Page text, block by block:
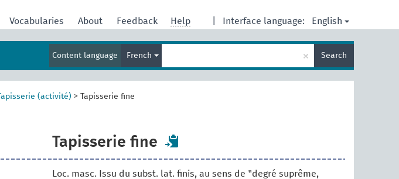
Interface language: English
Vocabularies About Feedback Help
Content language French
term
× Search
Tapisserie (activité) > Tapisserie fine
Tapisserie fine
Loc. masc. Issu du subst. lat. finis, au sens de "degré suprême,